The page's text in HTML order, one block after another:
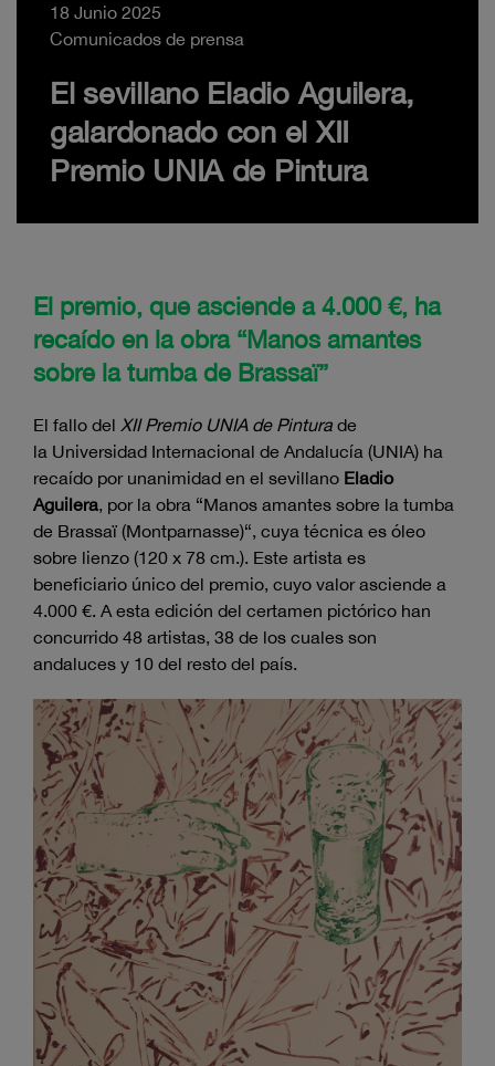
18 Junio 2025
Comunicados de prensa
El sevillano Eladio Aguilera,
galardonado con el XII
Premio UNIA de Pintura
El premio, que asciende a 4.000 €, ha
recaído en la obra “Manos amantes
sobre la tumba de Brassaï”
El fallo del XII Premio UNIA de Pintura de
la Universidad Internacional de Andalucía (UNIA) ha
recaído por unanimidad en el sevillano Eladio
Aguilera, por la obra “Manos amantes sobre la tumba
de Brassaï (Montparnasse)“, cuya técnica es óleo
sobre lienzo (120 x 78 cm.). Este artista es
beneficiario único del premio, cuyo valor asciende a
4.000 €. A esta edición del certamen pictórico han
concurrido 48 artistas, 38 de los cuales son
andaluces y 10 del resto del país.